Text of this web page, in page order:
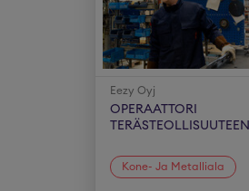
Eezy Oyj
OPERAATTORI
TERÄSTEOLLISUUTEEN
Kone- Ja Metalliala